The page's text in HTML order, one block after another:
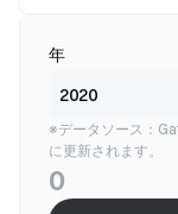
年
※データソース：
に更新されます。
0